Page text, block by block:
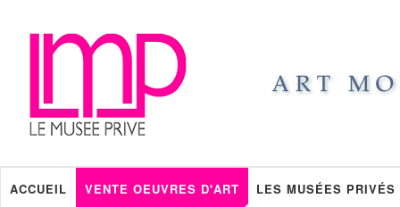
ACCUEIL VENTE OEUVRES D'ART LES MUSÉES PRIVÉS